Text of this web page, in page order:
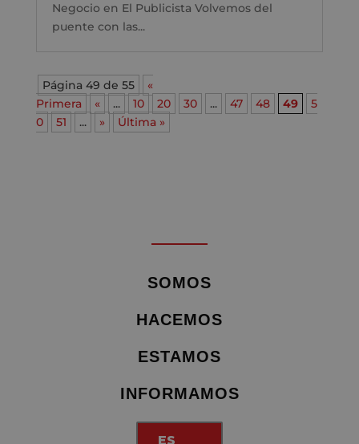
Negocio en El Publicista Volvemos del
puente con las...
Página 49 de 55
«
Primera
« ... 10 20 30 ... 47 48 49
5
0
51 ... » Última »
SOMOS
HACEMOS
ESTAMOS
INFORMAMOS
ES